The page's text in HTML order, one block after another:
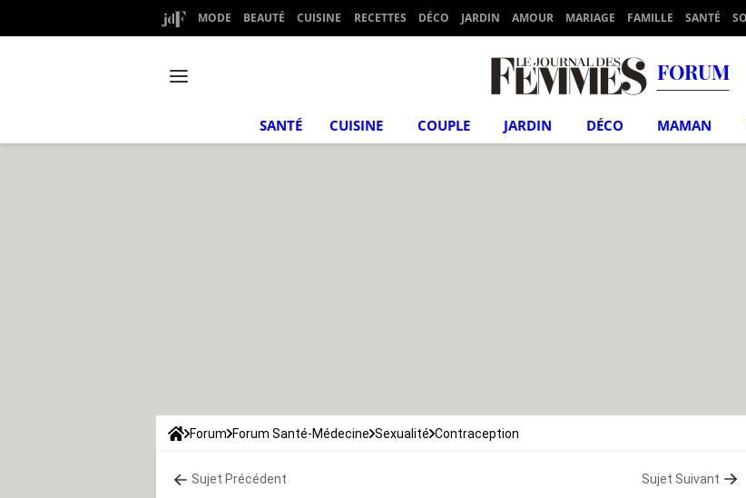
MODE BEAUTÉ CUISINE RECETTES DÉCO JARDIN AMOUR MARIAGE FAMILLE SANTÉ
FORUM
SANTÉ CUISINE COUPLE JARDIN DÉCO MAMAN
Forum Forum Santé-Médecine Sexualité Contraception
Sujet Précédent Sujet Suivant